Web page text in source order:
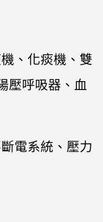
、化痰機、雙
壓呼吸器、血
統、壓力